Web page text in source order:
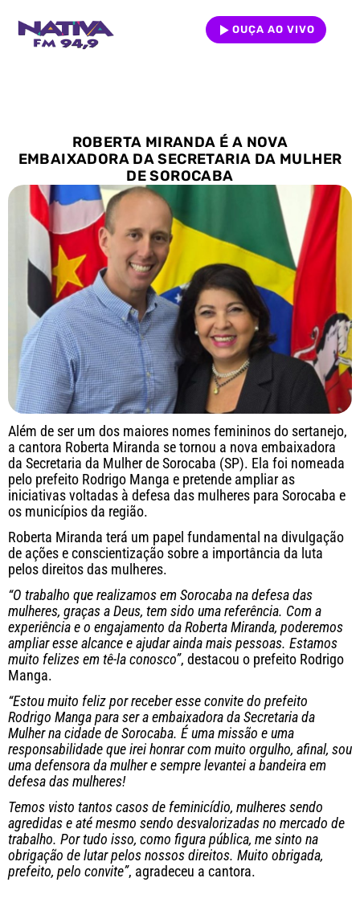
OUÇA AO VIVO
ROBERTA MIRANDA É A NOVA
EMBAIXADORA DA SECRETARIA DA MULHER
DE SOROCABA
Além de ser um dos maiores nomes femininos do sertanejo,
a cantora Roberta Miranda se tornou a nova embaixadora
da Secretaria da Mulher de Sorocaba (SP). Ela foi nomeada
pelo prefeito Rodrigo Manga e pretende ampliar as
iniciativas voltadas à defesa das mulheres para Sorocaba e
os municípios da região.
Roberta Miranda terá um papel fundamental na divulgação
de ações e conscientização sobre a importância da luta
pelos direitos das mulheres.
“O trabalho que realizamos em Sorocaba na defesa das
mulheres, graças a Deus, tem sido uma referência. Com a
experiência e o engajamento da Roberta Miranda, poderemos
ampliar esse alcance e ajudar ainda mais pessoas. Estamos
muito felizes em tê-la conosco”, destacou o prefeito Rodrigo
Manga.
“Estou muito feliz por receber esse convite do prefeito
Rodrigo Manga para ser a embaixadora da Secretaria da
Mulher na cidade de Sorocaba. É uma missão e uma
responsabilidade que irei honrar com muito orgulho, afinal, sou
uma defensora da mulher e sempre levantei a bandeira em
defesa das mulheres!
Temos visto tantos casos de feminicídio, mulheres sendo
agredidas e até mesmo sendo desvalorizadas no mercado de
trabalho. Por tudo isso, como figura pública, me sinto na
obrigação de lutar pelos nossos direitos. Muito obrigada,
prefeito, pelo convite”, agradeceu a cantora.